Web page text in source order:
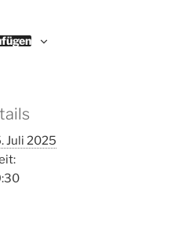
Juli 2025